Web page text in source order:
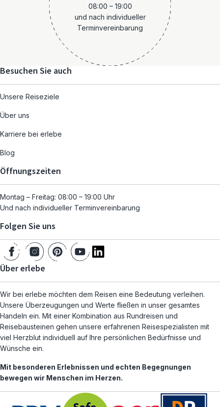
08:00 – 19:00
und nach individueller
Terminvereinbarung
Besuchen Sie auch
Unsere Reiseziele
Über uns
Karriere bei erlebe
Blog
Öffnungszeiten
Montag – Freitag: 08:00 – 19:00 Uhr
Und nach individueller Terminvereinbarung
Folgen Sie uns
Über erlebe
Wir bei erlebe möchten dem Reisen eine Bedeutung verleihen.
Unsere Überzeugungen und Werte fließen in unser gesamtes
Handeln ein. Mit einer Kombination aus Rundreisen und
Reisebausteinen gehen unsere erfahrenen Reisespezialisten mit
viel Herzblut individuell auf Ihre persönlichen Bedürfnisse und
Wünsche ein.
Mit besonderen Erlebnissen und echten Begegnungen
bewegen wir Menschen im Herzen.